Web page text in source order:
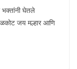
भक्तांनी घेतले
जय मल्हार आणि